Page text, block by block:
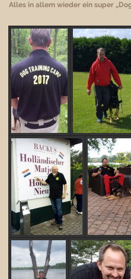
Alles in allem wieder ein super